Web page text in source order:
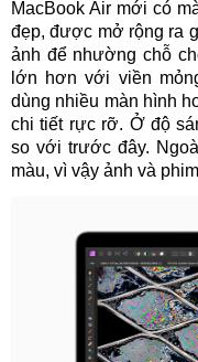
MacBook Air mới có
đẹp, được mở rộng ra
ảnh để nhường chỗ
lớn hơn với viền
dùng nhiều màn hình
chi tiết rực rỡ. Ở độ
so với trước đây.
màu, vì vậy ảnh và